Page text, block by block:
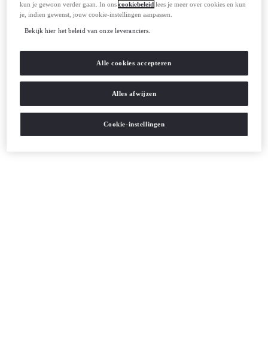
kun je gewoon verder gaan. In onscookiebeleid lees je meer over cookies en kun
je, indien gewenst, jouw cookie-instellingen aanpassen.
Bekijk hier het beleid van onze leveranciers.
Cookie-instellingen
Alles afwijzen
Alle cookies accepteren